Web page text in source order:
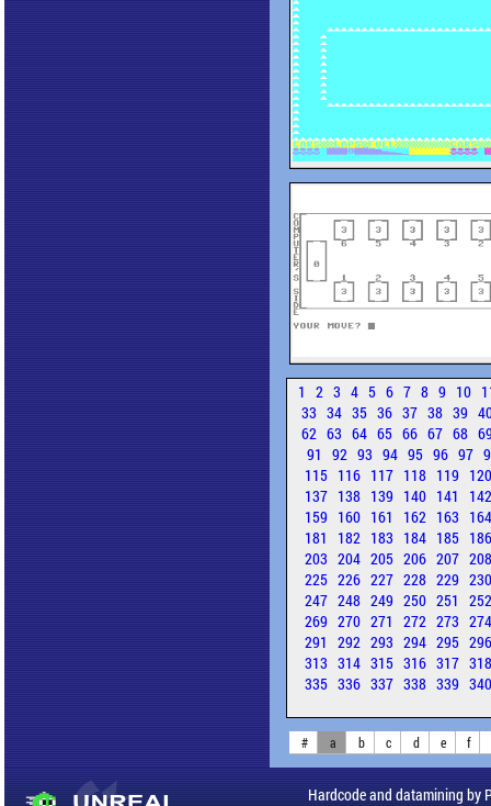
1 2 3 4 5 6 7 8 9 10
33 34 35 36 37 38 39
62 63 64 65 66 67 68
91 92 93 94 95 96 97
115 116 117 118 119
137 138 139 140 141
159 160 161 162 163
181
182 183 184 185
203 204 205 206 207
225 226 227 228 229
247 248 249 250 251
269 270 271 272 273
291 292 293 294 295
313 314 315 316 317
335 336 337 338 339
# a b c d e f
Hardcode and datamining by